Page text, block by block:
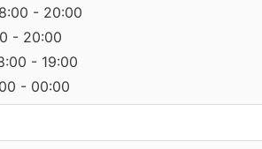
- 20:00
- 20:00
- 19:00
- 00:00